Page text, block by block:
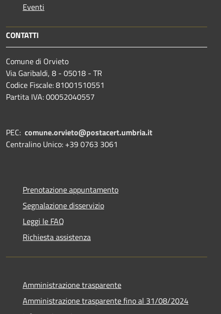
Eventi
CONTATTI
Comune di Orvieto
Via Garibaldi, 8 - 05018 - TR
Codice Fiscale: 81001510551
Partita IVA: 00052040557
PEC: comune.orvieto@postacert.umbria.it
Centralino Unico: +39 0763 3061
Prenotazione appuntamento
Segnalazione disservizio
Leggi le FAQ
Richiesta assistenza
Amministrazione trasparente
Amministrazione trasparente fino al 31/08/2024